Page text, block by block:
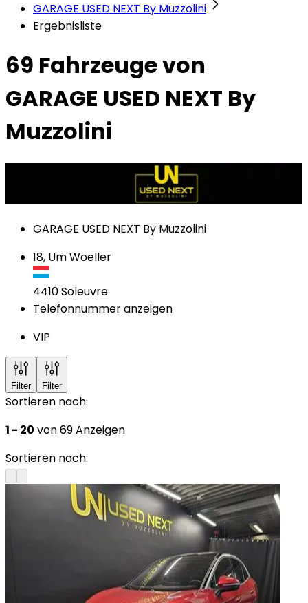
GARAGE USED NEXT By Muzzolini
Ergebnisliste
69 Fahrzeugevon
GARAGE USED NEXT By
Muzzolini
GARAGE USED NEXT By Muzzolini
18, Um Woeller
4410Soleuvre
Telefonnummer anzeigen
VIP
Filter Filter
Sortieren nach:
1 - 20 von 69 Anzeigen
Sortieren nach: